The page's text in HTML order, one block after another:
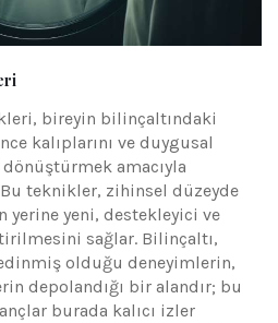
bireyin bilinçaltındaki
kalıplarını ve duygusal
amacıyla
teknikler, zihinsel düzeyde
yerine yeni, destekleyici ve
sağlar. Bilinçaltı,
olduğu deneyimlerin,
depolandığı bir alandır; bu
burada kalıcı izler